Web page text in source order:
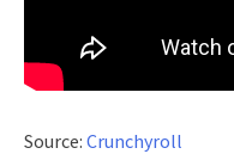
Source: Crunchyroll